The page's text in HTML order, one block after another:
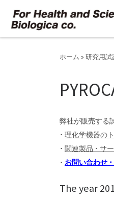
コンテンツへスキップ
ホーム » 研究用試
弊社が販売する
･ 理化学機器の
･ 関連製品 ･ サ
･ お問い合わせ
The year